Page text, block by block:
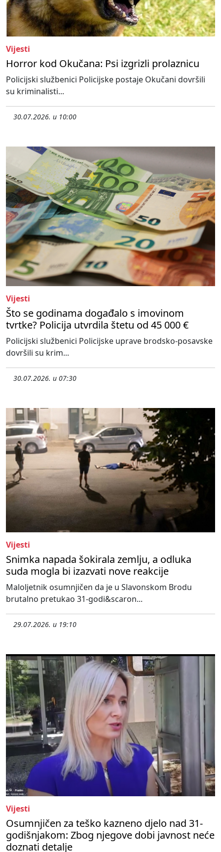
Vijesti
Horror kod Okučana: Psi izgrizli prolaznicu
Policijski službenici Policijske postaje Okučani dovršili
su kriminalisti...
30.07.2026. u 10:00
Vijesti
Što se godinama događalo s imovinom
tvrtke? Policija utvrdila štetu od 45 000 €
Policijski službenici Policijske uprave brodsko-posavske
dovršili su krim...
30.07.2026. u 07:30
Vijesti
Snimka napada šokirala zemlju, a odluka
suda mogla bi izazvati nove reakcije
Maloljetnik osumnjičen da je u Slavonskom Brodu
brutalno pretukao 31-godi&scaron...
29.07.2026. u 19:10
Vijesti
Osumnjičen za teško kazneno djelo nad 31-
godišnjakom: Zbog njegove dobi javnost neće
doznati detalje